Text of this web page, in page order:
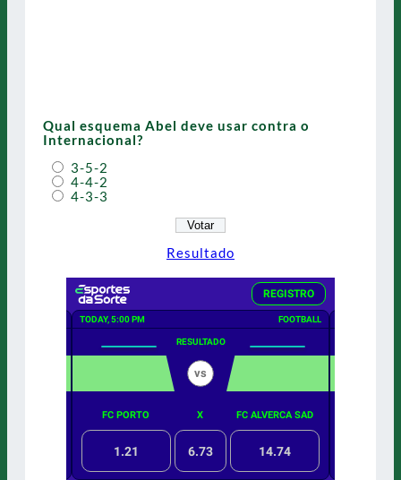
Qual esquema Abel deve usar contra o
Internacional?
3-5-2
4-4-2
4-3-3
Resultado